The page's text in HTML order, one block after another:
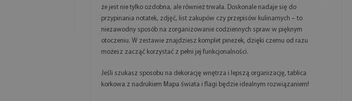
że jest nie tylko ozdobna, ale również trwała. Doskonale nadaje się do
przypinania notatek, zdjęć, list zakupów czy przepisów kulinarnych – to
niezawodny sposób na zorganizowanie codziennych spraw w pięknym
otoczeniu. W zestawie znajdziesz komplet pinezek, dzięki czemu od razu
możesz zacząć korzystać z pełni jej funkcjonalności.
Jeśli szukasz sposobu na dekorację wnętrza i lepszą organizację, tablica
korkowa z nadrukiem Mapa świata i flagi będzie idealnym rozwiązaniem!